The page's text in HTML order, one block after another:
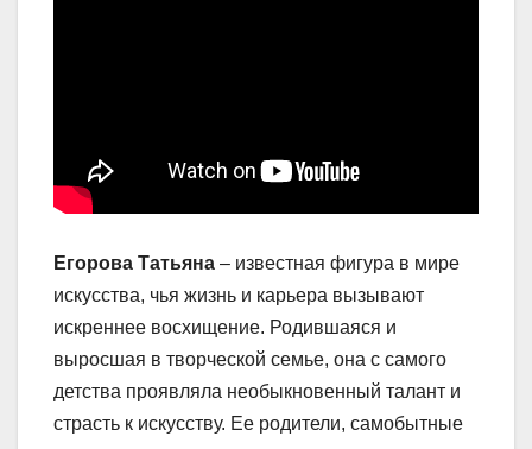
Егорова Татьяна – известная фигура в мире
искусства, чья жизнь и карьера вызывают
искреннее восхищение. Родившаяся и
выросшая в творческой семье, она с самого
детства проявляла необыкновенный талант и
страсть к искусству. Ее родители, самобытные